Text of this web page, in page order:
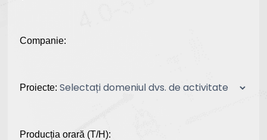
Companie:
Proiecte:
Producția orară (T/H):